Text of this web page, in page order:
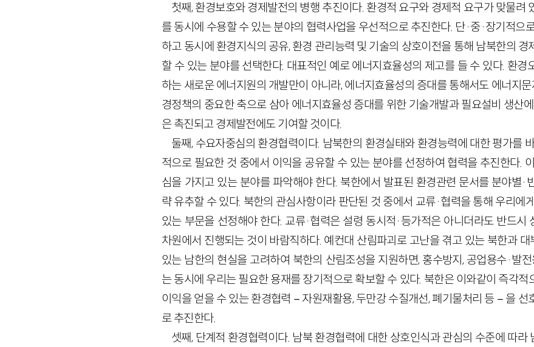
첫째, 환경보호와 경제발전의 병행 추진이다. 환경적 요구와 경제적 요구가 맞물려
를 동시에 수용할 수 있는 분야의 협력사업을 우선적으로 추진한다. 단·중·장기적으
하고 동시에 환경지식의 공유, 환경 관리능력 및 기술의 상호이전을 통해 남북한의 경
할 수 있는 분야를 선택한다. 대표적인 예로 에너지효율성의 제고를 들 수 있다. 환경
하는 새로운 에너지원의 개발만이 아니라, 에너지효율성의 증대를 통해서도 에너지
경정책의 중요한 축으로 삼아 에너지효율성 증대를 위한 기술개발과 필요설비 생산
은 촉진되고 경제발전에도 기여할 것이다.
둘째, 수요자중심의 환경협력이다. 남북한의 환경실태와 환경능력에 대한 평가를
적으로 필요한 것 중에서 이익을 공유할 수 있는 분야를 선정하여 협력을 추진한다.
심을 가지고 있는 분야를 파악해야 한다. 북한에서 발표된 환경관련 문서를 분야별·
략 유추할 수 있다. 북한의 관심사항이라 판단된 것 중에서 교류·협력을 통해 우리에
있는 부문을 선정해야 한다. 교류·협력은 설령 동시적·등가적은 아니더라도 반드시
차원에서 진행되는 것이 바람직하다. 예컨대 산림파괴로 고난을 겪고 있는 북한과
있는 남한의 현실을 고려하여 북한의 산림조성을 지원하면, 홍수방지, 공업용수·발
는 동시에 우리는 필요한 용재를 장기적으로 확보할 수 있다. 북한은 이와같이 즉각적
이익을 얻을 수 있는 환경협력－자원재활용, 두만강 수질개선, 폐기물처리 등－을 선
로 추진한다.
셋째, 단계적 환경협력이다. 남북 환경협력에 대한 상호인식과 관심의 수준에 따라